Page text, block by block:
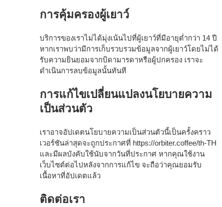
การคุ้มครองผู้เยาว์
บริการของเราไม่ได้มุ่งเน้นไปที่ผู้เยาว์ที่มีอายุต่ำกว่า 14 ปี
หากเราพบว่ามีการเก็บรวบรวมข้อมูลจากผู้เยาว์โดยไม่ได้
รับความยินยอมจากบิดามารดาหรือผู้ปกครอง เราจะ
ดำเนินการลบข้อมูลนั้นทันที
การแก้ไขเปลี่ยนแปลงนโยบายความ
เป็นส่วนตัว
เราอาจอัปเดตนโยบายความเป็นส่วนตัวนี้เป็นครั้งคราว
เวอร์ชันล่าสุดจะถูกประกาศที่ https://orbiter.coffee/th-TH
และมีผลบังคับใช้นับจากวันที่ประกาศ หากคุณใช้งาน
เว็บไซต์ต่อไปหลังจากการแก้ไข จะถือว่าคุณยอมรับ
เนื้อหาที่อัปเดตแล้ว
ติดต่อเรา